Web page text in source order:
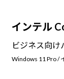
インテル
ビジネス向け
Windows 11 Pro /